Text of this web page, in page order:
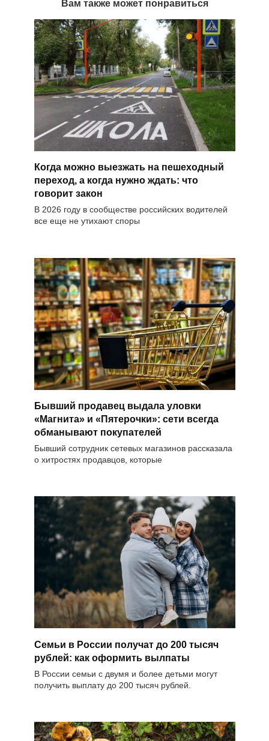
Вам также может понравиться
Когда можно выезжать на пешеходный
переход, а когда нужно ждать: что
говорит закон
В 2026 году в сообществе российских водителей
все еще не утихают споры
Бывший продавец выдала уловки
«Магнита» и «Пятерочки»: сети всегда
обманывают покупателей
Бывший сотрудник сетевых магазинов рассказала
о хитростях продавцов, которые
Семьи в России получат до 200 тысяч
рублей: как оформить вылпаты
В России семьи с двумя и более детьми могут
получить выплату до 200 тысяч рублей.